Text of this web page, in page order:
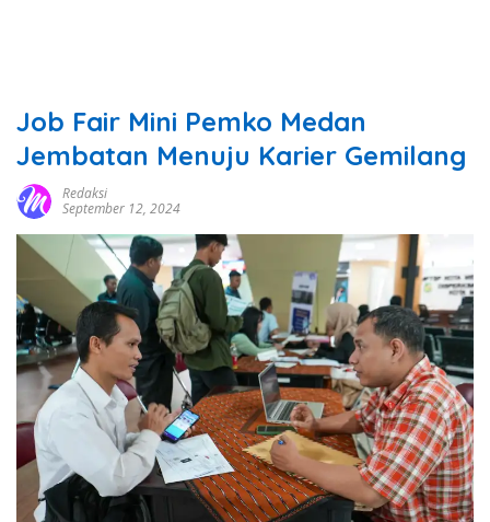
Job Fair Mini Pemko Medan
Jembatan Menuju Karier Gemilang
Redaksi
September 12, 2024